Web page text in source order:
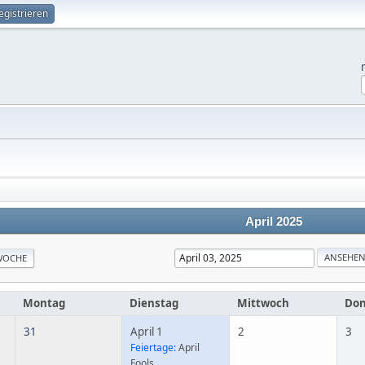
April 2025
Montag Dienstag Mittwoch
31
April 1
Feiertage:April
2 3